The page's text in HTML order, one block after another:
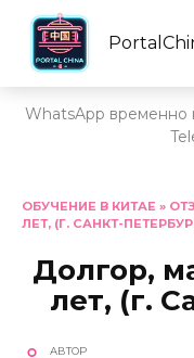
WhatsApp временно
содержанию
ОБУЧЕНИЕ В КИТАЕ »
ЛЕТ, (Г. САНКТ-
Долгор,
лет, (г.
АВТОР